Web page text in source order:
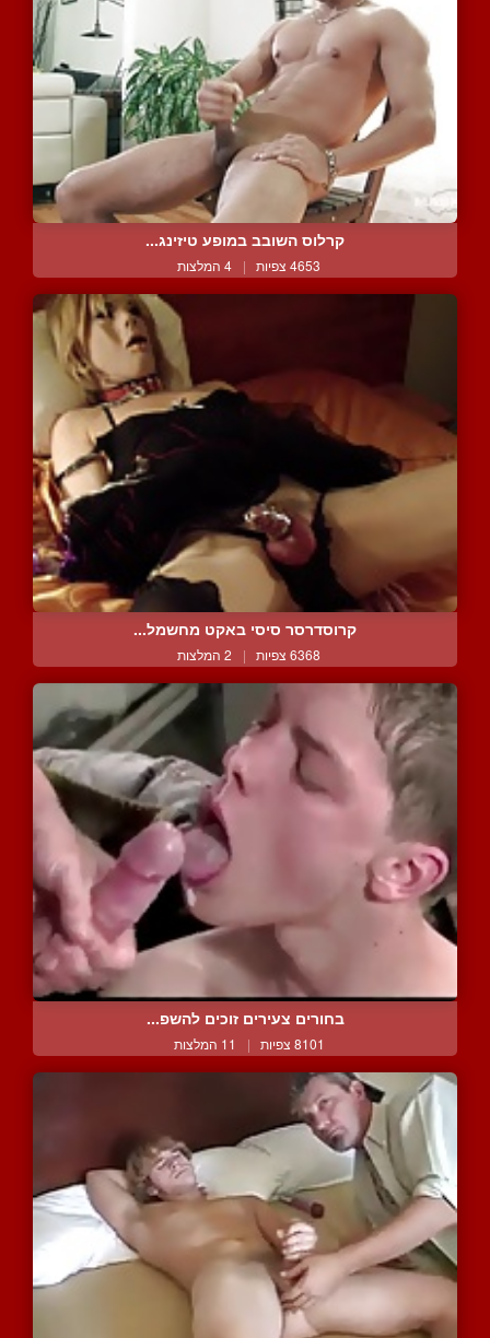
קרלוס השובב במופע טיזינג...
4653 צפיות | 4 המלצות
קרוסדרסר סיסי באקט מחשמל...
6368 צפיות | 2 המלצות
בחורים צעירים זוכים להשפ...
8101 צפיות | 11 המלצות